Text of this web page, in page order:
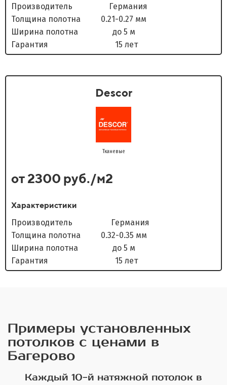
Производитель Германия
Толщина полотна 0.21-0.27 мм
Ширина полотна до 5 м
Гарантия 15 лет
Descor
Тканевые
от 2300 руб./м2
Характеристики
Производитель Германия
Толщина полотна 0.32-0.35 мм
Ширина полотна до 5 м
Гарантия 15 лет
Примеры установленных
потолков с ценами в
Багерово
Каждый 10-й натяжной потолок в